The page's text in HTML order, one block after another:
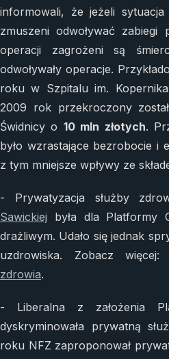
informowali, że jeżeli
zmuszeni odwoływać
operacji zagrożeni są
odwoływały operacje.
roku w Szpitalu im.
2009 rok przekroczony
Świdnicy o 10 mln złotych.
było wzrastające bezrobocie i
z tym mniejsze wpływy ze
- Prywatyzacja służby
Sawickiej była dla Platformy
drażliwym. Udało się jednak
uzdrowiska. Zobacz więcej:
zdrowia.
- Liberalna z założenia
dyskryminowała prywatną
roku NFZ zaproponował